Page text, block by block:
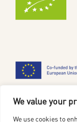
We value your
We use cookies to